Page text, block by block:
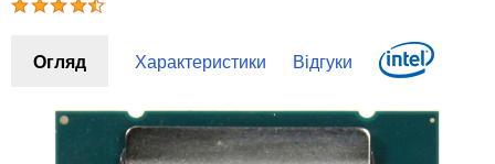
Персональні комп'ютери
Процесори (CPU)
Оперативна пам'ять
Огляд Характеристики Відгуки